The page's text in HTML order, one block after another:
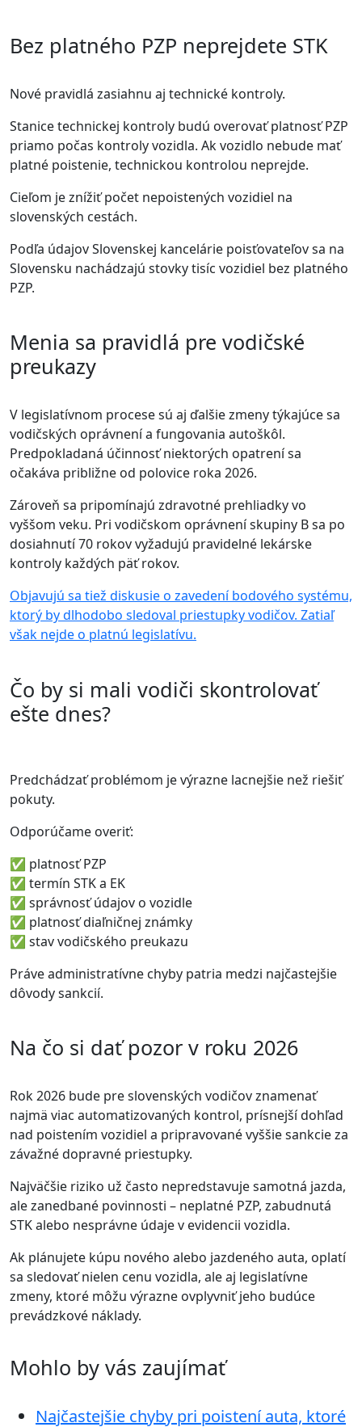
Bez platného PZP neprejdete STK
Nové pravidlá zasiahnu aj technické kontroly.
Stanice technickej kontroly budú overovať platnosť PZP
priamo počas kontroly vozidla. Ak vozidlo nebude mať
platné poistenie, technickou kontrolou neprejde.
Cieľom je znížiť počet nepoistených vozidiel na
slovenských cestách.
Podľa údajov Slovenskej kancelárie poisťovateľov sa na
Slovensku nachádzajú stovky tisíc vozidiel bez platného
PZP.
Menia sa pravidlá pre vodičské
preukazy
V legislatívnom procese sú aj ďalšie zmeny týkajúce sa
vodičských oprávnení a fungovania autoškôl.
Predpokladaná účinnosť niektorých opatrení sa
očakáva približne od polovice roka 2026.
Zároveň sa pripomínajú zdravotné prehliadky vo
vyššom veku. Pri vodičskom oprávnení skupiny B sa po
dosiahnutí 70 rokov vyžadujú pravidelné lekárske
kontroly každých päť rokov.
Objavujú sa tiež diskusie o zavedení bodového systému,
ktorý by dlhodobo sledoval priestupky vodičov. Zatiaľ
však nejde o platnú legislatívu.
Čo by si mali vodiči skontrolovať
ešte dnes?
Predchádzať problémom je výrazne lacnejšie než riešiť
pokuty.
Odporúčame overiť:
✅ platnosť PZP
✅ termín STK a EK
✅ správnosť údajov o vozidle
✅ platnosť diaľničnej známky
✅ stav vodičského preukazu
Práve administratívne chyby patria medzi najčastejšie
dôvody sankcií.
Na čo si dať pozor v roku 2026
Rok 2026 bude pre slovenských vodičov znamenať
najmä viac automatizovaných kontrol, prísnejší dohľad
nad poistením vozidiel a pripravované vyššie sankcie za
závažné dopravné priestupky.
Najväčšie riziko už často nepredstavuje samotná jazda,
ale zanedbané povinnosti – neplatné PZP, zabudnutá
STK alebo nesprávne údaje v evidencii vozidla.
Ak plánujete kúpu nového alebo jazdeného auta, oplatí
sa sledovať nielen cenu vozidla, ale aj legislatívne
zmeny, ktoré môžu výrazne ovplyvniť jeho budúce
prevádzkové náklady.
Mohlo by vás zaujímať
Najčastejšie chyby pri poistení auta, ktoré